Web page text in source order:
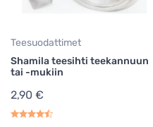
Teesuodattimet
Shamila teesihti teekannuun
tai -mukiin
2,90 €